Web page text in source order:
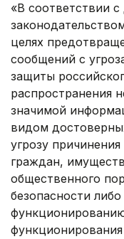
«В соответствии
целях
сообщений с
защиты
распространения
значимой
видом
угрозу
граждан,
общественного
безопасности